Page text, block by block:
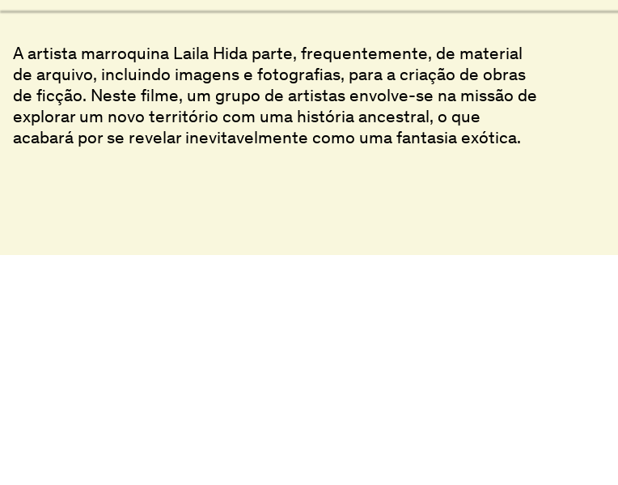
A artista marroquina Laila Hida parte, frequentemente, de material
de arquivo, incluindo imagens e fotografias, para a criação de obras
de ficção. Neste filme, um grupo de artistas envolve-se na missão de
explorar um novo território com uma história ancestral, o que
acabará por se revelar inevitavelmente como uma fantasia exótica.